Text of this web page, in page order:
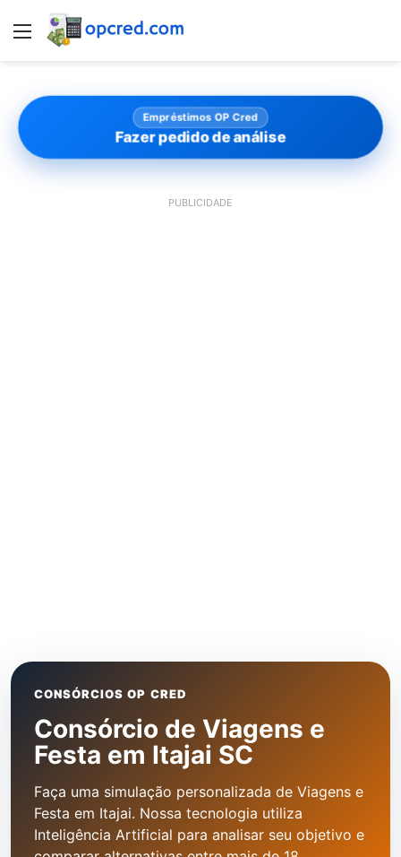
Menu
Empréstimos OP Cred
Fazer pedido de análise
PUBLICIDADE
CONSÓRCIOS OP CRED
Consórcio de Viagens e
Festa em Itajai SC
Faça uma simulação personalizada de Viagens e
Festa em Itajai. Nossa tecnologia utiliza
Inteligência Artificial para analisar seu objetivo e